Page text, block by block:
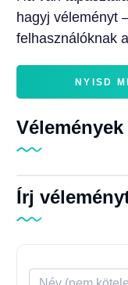
hagyj véleményt
felhasználóknak
NYISD
Vélemények
Írj